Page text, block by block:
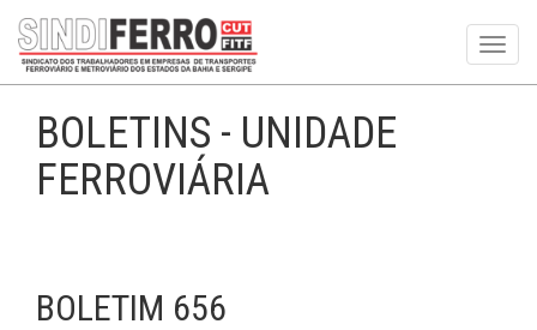
BOLETINS - UNIDADE
FERROVIÁRIA
BOLETIM 656